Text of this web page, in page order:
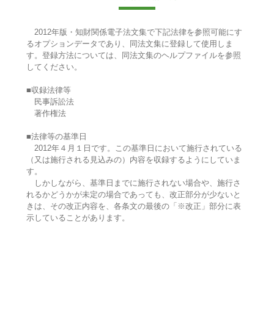
2012年版・知財関係電子法文集で下記法律を参照可能にす
るオプションデータであり、同法文集に登録して使用しま
す。登録方法については、同法文集のヘルプファイルを参照
してください。
■収録法律等
民事訴訟法
著作権法
■法律等の基準日
2012年４月１日です。この基準日において施行されている
（又は施行される見込みの）内容を収録するようにしていま
す。
しかしながら、基準日までに施行されない場合や、施行さ
れるかどうかが未定の場合であっても、改正部分が少ないと
きは、その改正内容を、各条文の最後の「※改正」部分に表
示していることがあります。